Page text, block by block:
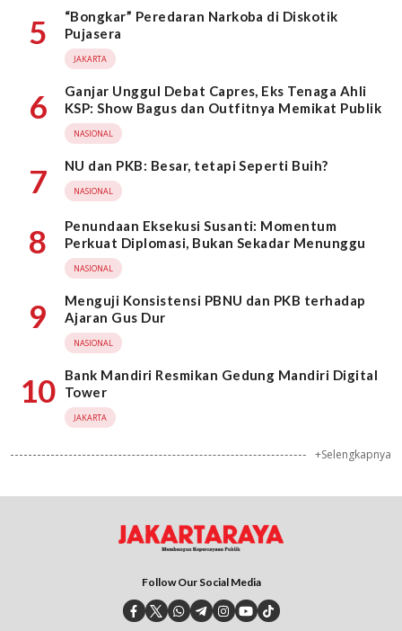
5
“Bongkar” Peredaran Narkoba di Diskotik
Pujasera
JAKARTA
6
Ganjar Unggul Debat Capres, Eks Tenaga Ahli
KSP: Show Bagus dan Outfitnya Memikat Publik
NASIONAL
7 NU dan PKB: Besar, tetapi Seperti Buih?
NASIONAL
8
Penundaan Eksekusi Susanti: Momentum
Perkuat Diplomasi, Bukan Sekadar Menunggu
NASIONAL
9
Menguji Konsistensi PBNU dan PKB terhadap
Ajaran Gus Dur
NASIONAL
10
Bank Mandiri Resmikan Gedung Mandiri Digital
Tower
JAKARTA
+Selengkapnya
Follow Our Social Media